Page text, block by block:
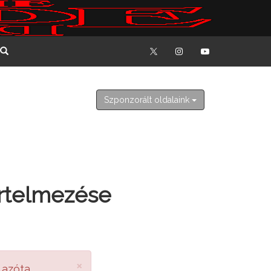
2026. augusztus 8. szombat
László
Szponzorált oldalaink
×